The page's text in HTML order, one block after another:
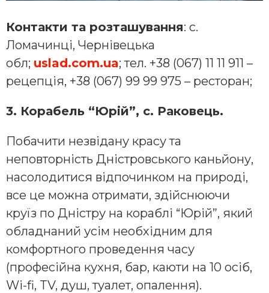
Контакти та розташування: с.
Ломачинці, Чернівецька
обл; uslad.com.ua; тел. +38 (067) 11 11 911 –
рецепція, +38 (067) 99 99 975 – ресторан;
3. Корабель “Юрій”, с. Раковець.
Побачити незвідану красу та
неповторність Дністровського каньйону,
насолодитися відпочинком на природі,
все це можна отримати, здійснюючи
круїз по Дністру на кораблі “Юрій”, який
обладнаний усім необхідним для
комфортного проведення часу
(професійна кухня, бар, каюти на 10 осіб,
Wi-fi, TV, душ, туалет, опалення).